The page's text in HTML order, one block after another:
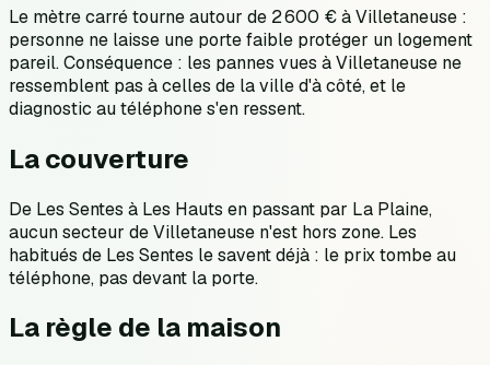
Le mètre carré tourne autour de 2 600 € à Villetaneuse :
personne ne laisse une porte faible protéger un logement
pareil. Conséquence : les pannes vues à Villetaneuse ne
ressemblent pas à celles de la ville d'à côté, et le
diagnostic au téléphone s'en ressent.
La couverture
De Les Sentes à Les Hauts en passant par La Plaine,
aucun secteur de Villetaneuse n'est hors zone. Les
habitués de Les Sentes le savent déjà : le prix tombe au
téléphone, pas devant la porte.
La règle de la maison